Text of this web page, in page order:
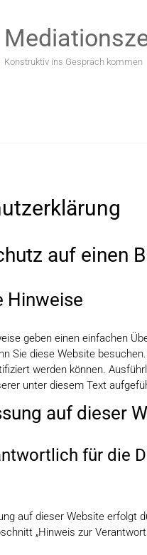
Konstruktiv ins Gespräch kommen
auf einen
Hinweise
geben einen einfachen
Sie diese Website
werden können.
unter diesem Text
auf dieser
für die
auf dieser Website erfolgt
„Hinweis zur